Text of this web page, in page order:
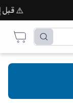
⚠️ قبل